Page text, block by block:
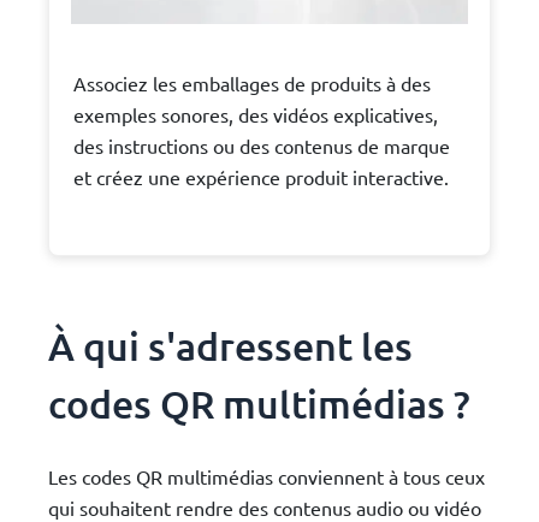
Associez les emballages de produits à des
exemples sonores, des vidéos explicatives,
des instructions ou des contenus de marque
et créez une expérience produit interactive.
À qui s'adressent les
codes QR multimédias ?
Les codes QR multimédias conviennent à tous ceux
qui souhaitent rendre des contenus audio ou vidéo